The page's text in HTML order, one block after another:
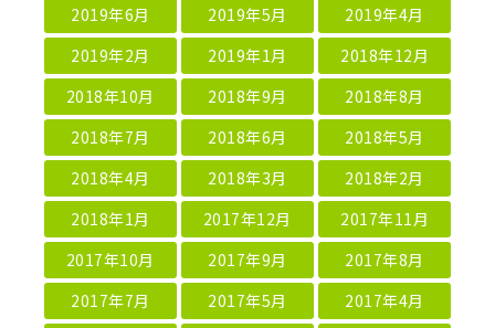
2019年6月
2019年5月
2019年4月
2019年2月
2019年1月
2018年12月
2018年10月
2018年9月
2018年8月
2018年7月
2018年6月
2018年5月
2018年4月
2018年3月
2018年2月
2018年1月
2017年12月
2017年11月
2017年10月
2017年9月
2017年8月
2017年7月
2017年5月
2017年4月